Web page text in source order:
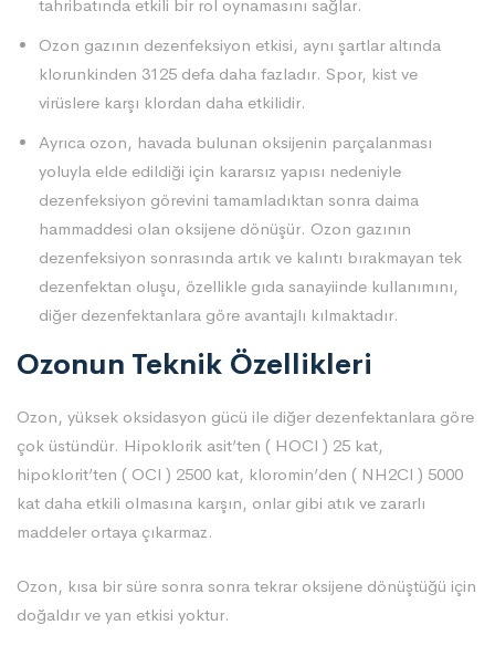
tahribatında etkili bir rol oynamasını sağlar.
Ozon gazının dezenfeksiyon etkisi, aynı şartlar altında
klorunkinden 3125 defa daha fazladır. Spor, kist ve
virüslere karşı klordan daha etkilidir.
Ayrıca ozon, havada bulunan oksijenin parçalanması
yoluyla elde edildiği için kararsız yapısı nedeniyle
dezenfeksiyon görevini tamamladıktan sonra daima
hammaddesi olan oksijene dönüşür. Ozon gazının
dezenfeksiyon sonrasında artık ve kalıntı bırakmayan tek
dezenfektan oluşu, özellikle gıda sanayiinde kullanımını,
diğer dezenfektanlara göre avantajlı kılmaktadır.
Ozonun Teknik Özellikleri
Ozon, yüksek oksidasyon gücü ile diğer dezenfektanlara göre
çok üstündür. Hipoklorik asit’ten ( HOCl ) 25 kat,
hipoklorit’ten ( OCl ) 2500 kat, kloromin’den ( NH2Cl ) 5000
kat daha etkili olmasına karşın, onlar gibi atık ve zararlı
maddeler ortaya çıkarmaz.
Ozon, kısa bir süre sonra sonra tekrar oksijene dönüştüğü için
doğaldır ve yan etkisi yoktur.